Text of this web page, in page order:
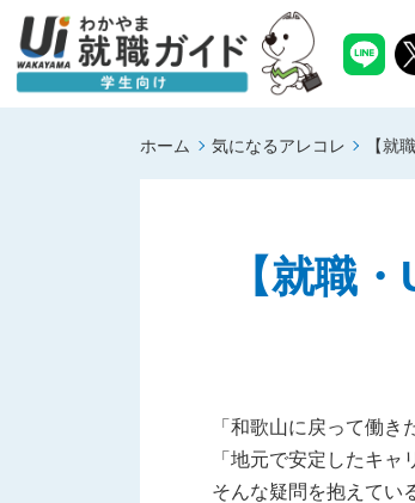
ホーム 気になるアレコレ 【就
【就職
「和歌山に戻って働き
「地元で安定したキャ
そんな疑問を抱えてい